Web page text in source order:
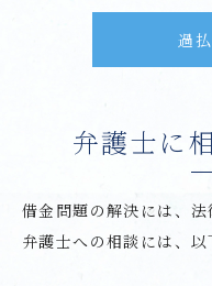
過
弁護士に
借金問題の解決には、法
弁護士への相談には、以